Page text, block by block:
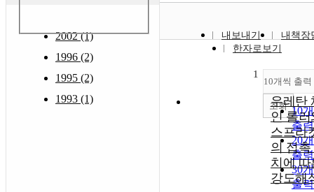
2002 (1)
1996 (2)
1995 (2)
1993 (1)
내보내기
내책장
한자로보기
10개씩 출력
10
출력
20
출력
30
출력
조회
1
우레탄
인 롤러
스프라
의 접촉
치에 따
강도해